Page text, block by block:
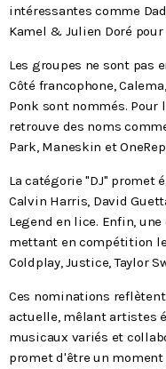
intéressantes comme
Kamel & Julien Doré pour
Les groupes ne sont pas
Côté francophone,
Ponk sont nommés.
retrouve des noms
Park, Maneskin et
La catégorie "DJ" promet
Calvin Harris, David
Legend en lice. Enfin,
mettant en compétition
Coldplay, Justice, Taylor
Ces nominations
actuelle, mêlant artistes
musicaux variés et
promet d'être un